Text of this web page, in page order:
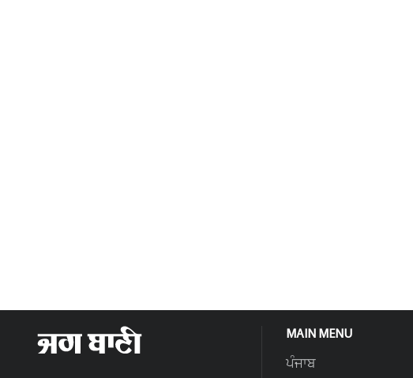
MAIN MENU
ਪੰਜਾਬ